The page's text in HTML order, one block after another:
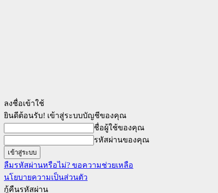
ลงชื่อเข้าใช้
ยินดีต้อนรับ! เข้าสู่ระบบบัญชีของคุณ
ชื่อผู้ใช้ของคุณ
รหัสผ่านของคุณ
ลืมรหัสผ่านหรือไม่? ขอความช่วยเหลือ
นโยบายความเป็นส่วนตัว
กู้คืนรหัสผ่าน